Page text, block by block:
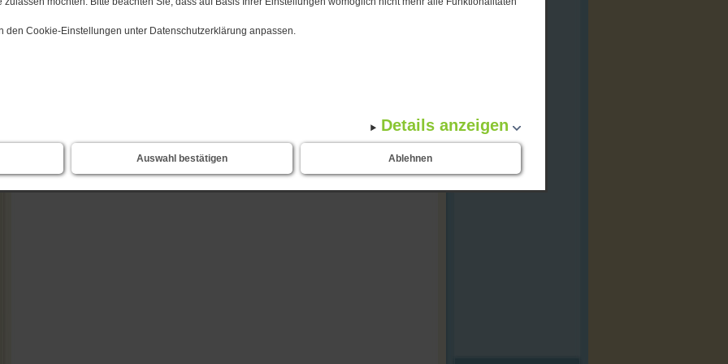
den Cookie-Einstellungen unter Datenschutzerklärung anpassen.
Details anzeigen
Auswahl bestätigen Ablehnen